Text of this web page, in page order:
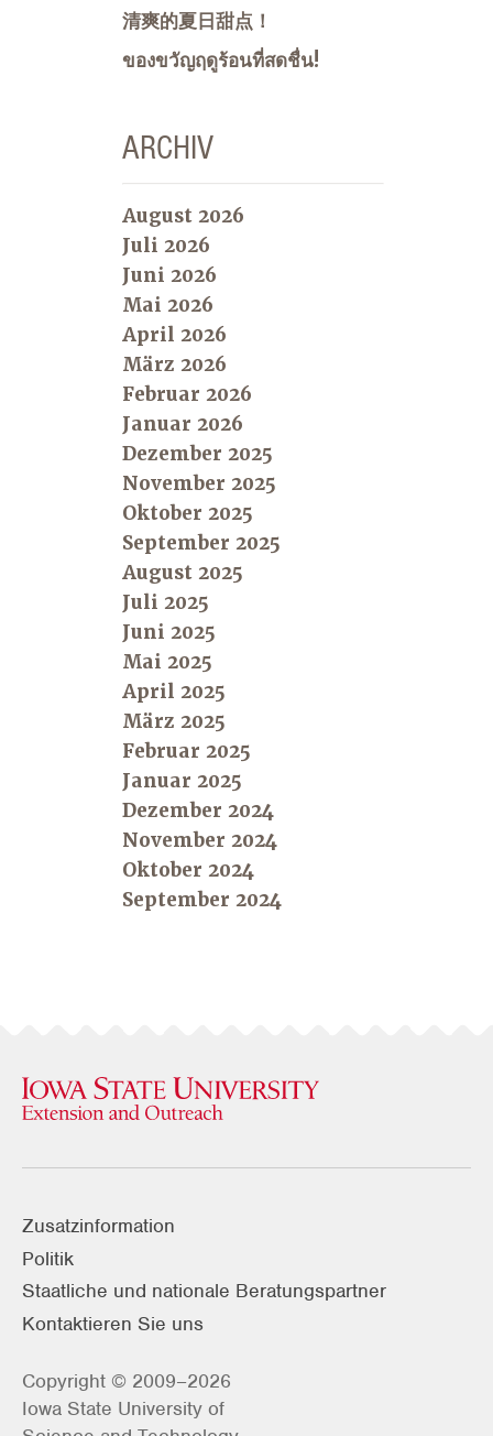
清爽的夏日甜点！
ของขวัญฤดูร้อนที่สดชื่น!
ARCHIV
August 2026
Juli 2026
Juni 2026
Mai 2026
April 2026
März 2026
Februar 2026
Januar 2026
Dezember 2025
November 2025
Oktober 2025
September 2025
August 2025
Juli 2025
Juni 2025
Mai 2025
April 2025
März 2025
Februar 2025
Januar 2025
Dezember 2024
November 2024
Oktober 2024
September 2024
Zusatzinformation
Politik
Staatliche und nationale Beratungspartner
Kontaktieren Sie uns
Copyright © 2009–2026
Iowa State University of